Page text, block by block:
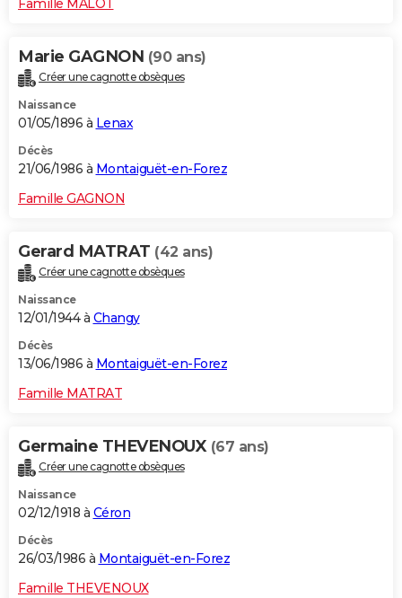
Famille MALOT
Marie GAGNON (90 ans)
Créer une cagnotte obsèques
Naissance
01/05/1896 à Lenax
Décès
21/06/1986 à Montaiguët-en-Forez
Famille GAGNON
Gerard MATRAT (42 ans)
Créer une cagnotte obsèques
Naissance
12/01/1944 à Changy
Décès
13/06/1986 à Montaiguët-en-Forez
Famille MATRAT
Germaine THEVENOUX (67 ans)
Créer une cagnotte obsèques
Naissance
02/12/1918 à Céron
Décès
26/03/1986 à Montaiguët-en-Forez
Famille THEVENOUX